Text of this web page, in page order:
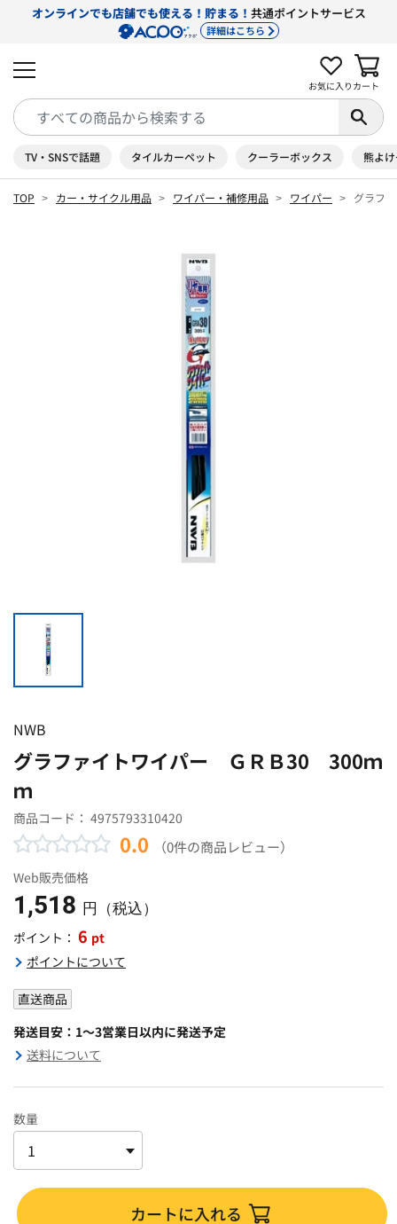
オンラインでも店舗でも使える！貯まる！ 共通ポイントサービス
詳細はこちら
お気に入り カート
TV・SNSで話題 タイルカーペット クーラーボックス 熊よ
TOP カー・サイクル用品 ワイパー・補修用品 ワイパー グラフ
NWB
グラファイトワイパー ＧＲＢ30 300ｍ
ｍ
商品コード： 4975793310420
0.0 （0件の商品レビュー）
Web販売価格
1,518 円（税込）
ポイント： 6 pt
ポイントについて
直送商品
発送目安：1～3営業日以内に発送予定
送料について
数量
カートに入れる